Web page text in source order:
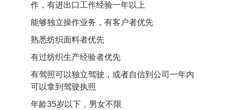
作，有进出口工作经验一年以上
能够独立操作业务，有客户者优先
熟悉纺织面料者优先
有过纺织生产经验者优先
有驾照可以独立驾驶，或者自信到公司一年内
可以拿到驾驶执照
年龄35岁以下，男女不限